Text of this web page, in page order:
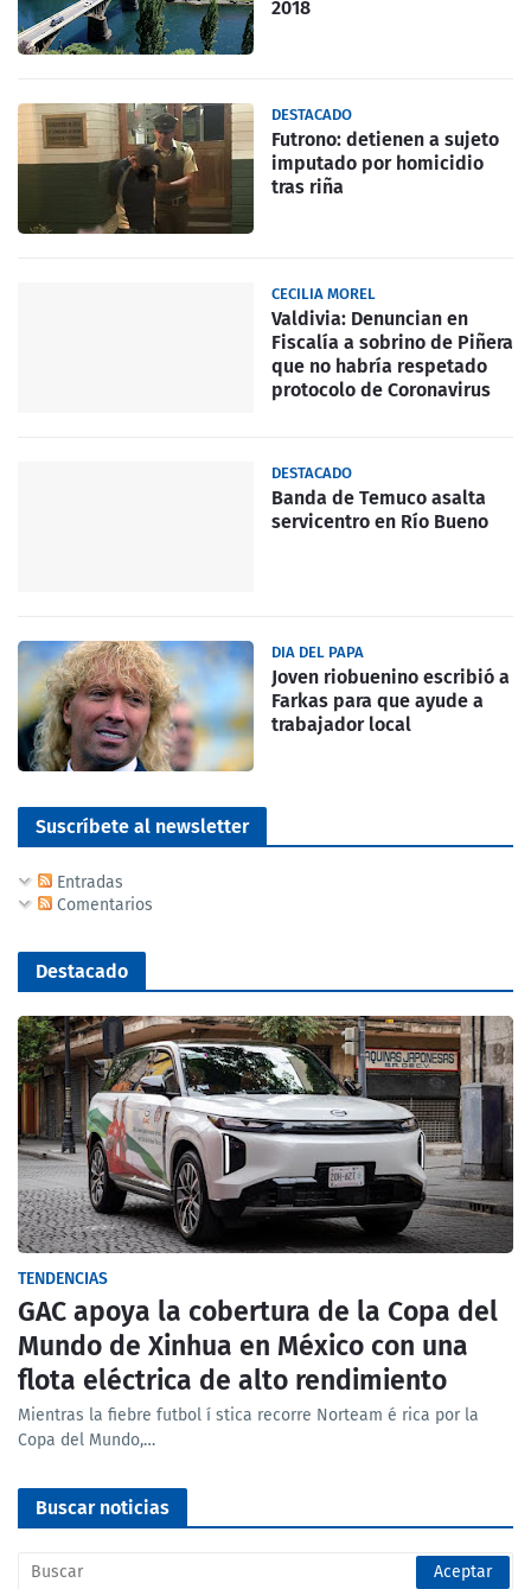
2018
DESTACADO
Futrono: detienen a sujeto
imputado por homicidio
tras riña
CECILIA MOREL
Valdivia: Denuncian en
Fiscalía a sobrino de Piñera
que no habría respetado
protocolo de Coronavirus
DESTACADO
Banda de Temuco asalta
servicentro en Río Bueno
DIA DEL PAPA
Joven riobuenino escribió a
Farkas para que ayude a
trabajador local
Suscríbete al newsletter
Entradas
Comentarios
Destacado
TENDENCIAS
GAC apoya la cobertura de la Copa del
Mundo de Xinhua en México con una
flota eléctrica de alto rendimiento
Mientras la fiebre futbol í stica recorre Norteam é rica por la
Copa del Mundo,…
Buscar noticias